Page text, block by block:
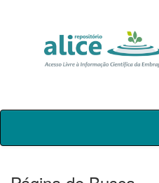
Skip